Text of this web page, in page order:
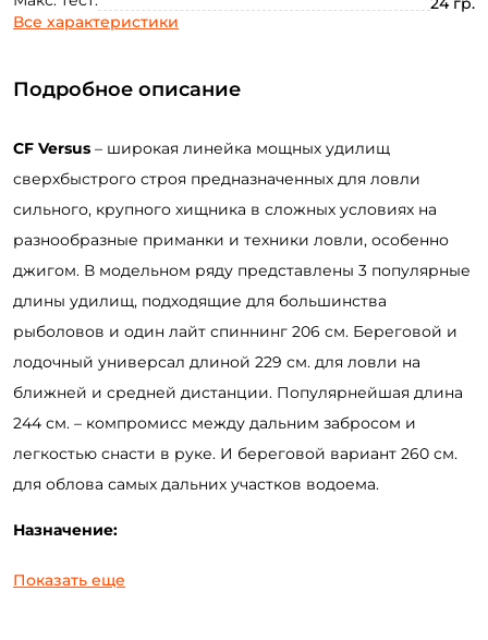
Все характеристики
Подробное описание
CF Versus – широкая линейка мощных удилищ
сверхбыстрого строя предназначенных для ловли
сильного, крупного хищника в сложных условиях на
разнообразные приманки и техники ловли, особенно
джигом. В модельном ряду представлены 3 популярные
длины удилищ, подходящие для большинства
рыболовов и один лайт спиннинг 206 см. Береговой и
лодочный универсал длиной 229 см. для ловли на
ближней и средней дистанции. Популярнейшая длина
244 см. – компромисс между дальним забросом и
легкостью снасти в руке. И береговой вариант 260 см.
для облова самых дальних участков водоема.
Назначение:
Береговая и лодочная ловля хищника (окунь, щука,
Показать еще